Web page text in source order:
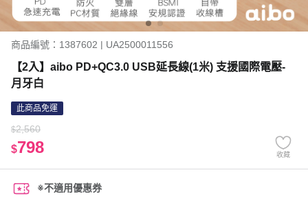
商品編號：1387602 | UA2500011556
【2入】aibo PD+QC3.0 USB延長線(1米) 支援國際電壓-
月牙白
此商品免運
$2,560
$798 收藏
※不適用優惠券